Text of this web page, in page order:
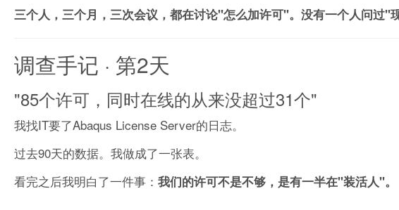
三个人，三个月，三次会议，都在讨论"怎么加许可"。没有一个人问过"
调查手记 · 第2天
"85个许可，同时在线的从来没超过31个"
我找IT要了Abaqus License Server的日志。
过去90天的数据。我做成了一张表。
看完之后我明白了一件事： 我们的许可不是不够，是有一半在"装活人"。